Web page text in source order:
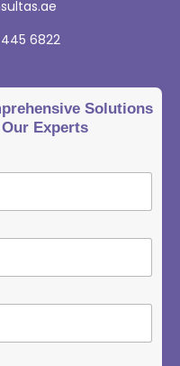
6822
Solutions
Experts